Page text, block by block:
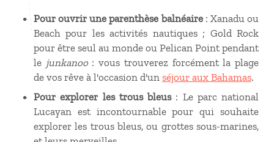
Pour ouvrir une parenthèse balnéaire: Xanadu ou
Beach pour les activités nautiques ; Gold Rock
pour être seul au monde ou Pelican Point pendant
le junkanoo: vous trouverez forcément la plage
de vos rêve à l'occasion d'un séjour aux Bahamas.
Pour explorer les trous bleus: Le parc national
Lucayan est incontournable pour qui souhaite
explorer les trous bleus, ou grottes sous-marines,